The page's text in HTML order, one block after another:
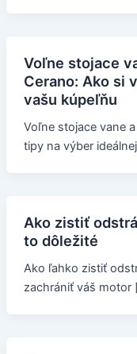
Voľne stojace
Cerano: Ako si
vašu kúpeľňu
Voľne stojace vane
tipy na výber
Ako zistiť
to dôležité
Ako ľahko zistiť
zachrániť váš motor